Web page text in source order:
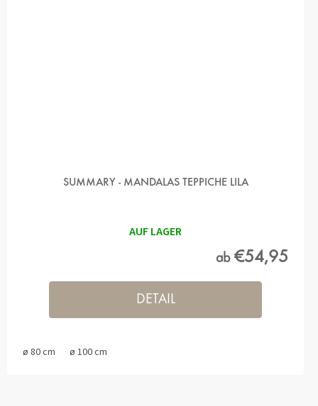
SUMMARY - MANDALAS TEPPICHE LILA
AUF LAGER
ab€54,95
DETAIL
ø 80 cm ø 100 cm